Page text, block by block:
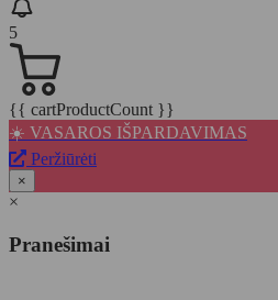
5
{{ cartProductCount }}
☀️ VASAROS IŠPARDAVIMAS
Peržiūrėti
×
×
Pranešimai